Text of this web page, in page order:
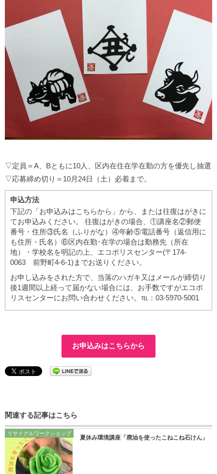
▽定員＝A、Bともに10人、区内在住在学在勤の方を優先し抽選
▽応募締め切り＝10月24日（土）必着まで。
申込方法
下記の「お申込みはこちらから」から、または往復はがきに
てお申込みください。 往復はがきの場合、①講座名②郵便
番号・住所③氏名（ふりがな）④年齢⑤電話番号（返信用に
も住所・氏名）⑥区内在勤･在学の場合は勤務先（所在
地）・学校名を明記の上、エコポリスセンター(〒174-
0063 前野町4-6-1)までお送りください。
お申し込みをされた方で、当落のハガキ又はメールが締切り
後1週間以上経って届かない場合には、お手数ですがエコポ
リスセンターにお問い合わせください。℡：03-5970-5001
お申込みはこちらから
関連する記事はこちら
リサイクルワークショップ
夏休み環境講座「廃油を使ったこねこね石けん」